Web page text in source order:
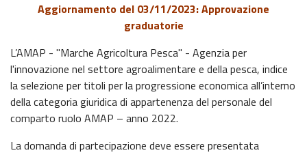
Aggiornamento del 03/11/2023: Approvazione
graduatorie
L’AMAP - "Marche Agricoltura Pesca" - Agenzia per
l'innovazione nel settore agroalimentare e della pesca, indice
la selezione per titoli per la progressione economica all’interno
della categoria giuridica di appartenenza del personale del
comparto ruolo AMAP – anno 2022.
La domanda di partecipazione deve essere presentata